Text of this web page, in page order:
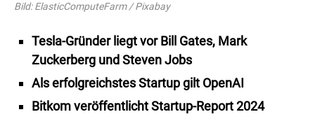
Bild: ElasticComputeFarm / Pixabay
Tesla-Gründer liegt vor Bill Gates, Mark
Zuckerberg und Steven Jobs
Als erfolgreichstes Startup gilt OpenAI
Bitkom veröffentlicht Startup-Report 2024